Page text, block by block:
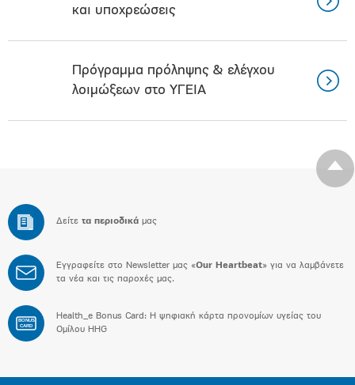
και υποχρεώσεις
Πρόγραμμα πρόληψης & ελέγχου
λοιμώξεων στο ΥΓΕΙΑ
Δείτε τα περιοδικά μας
Εγγραφείτε στο Newsletter μας «Our Heartbeat» για να λαμβάνετε
τα νέα και τις παροχές μας.
BONUS
CARD
Health_e Bonus Card: H ψηφιακή κάρτα προνομίων υγείας του
Ομίλου HHG